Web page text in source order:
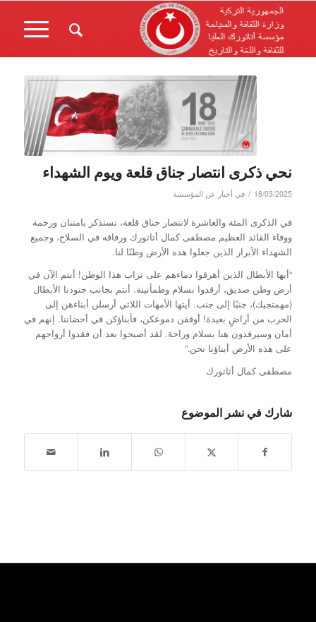
نحي ذكرى انتصار جناق قلعة ويوم الشهداء
18/03/2025
/ في أخبار عن المؤسسة
في الذكرى المئة والعاشرة لانتصار جناق قلعة، نستذكر بامتنان ورحمة
ووفاء القائد العظيم مصطفى كمال أتاتورك ورفاقه في السلاح، وجميع
الشهداء الأبرار الذين جعلوا هذه الأرض وطنًا لنا.
“أيها الأبطال الذين أهرقوا دماءهم على تراب هذا الوطن! أنتم الآن في
أرض وطن صديق، أرقدوا بسلام وطمأنينة. أنتم بجانب جنودنا الأبطال
(مهمتجيك)، جنبًا إلى جنب. أيتها الأمهات اللاتي أرسلن أبناءهن إلى
الحرب من أراضٍ بعيدة! أوقفن دموعكن، فأبناؤكن في أحضاننا. إنهم في
أمان وسيرقدون هنا بسلام وراحة. لقد أصبحوا بعد أن فقدوا أرواحهم
على هذه الأرض أبناؤنا نحن.”
مصطفى كمال أتاتورك
شارك في نشر الموضوع